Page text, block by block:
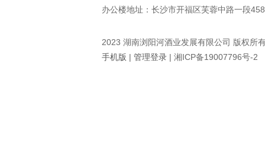
办公楼地址：长沙市开福区芙蓉中路一段
2023 湖南浏阳河酒业发展有限公司 版权所
手机版 | 管理登录 | 湘ICP备19007796号-2